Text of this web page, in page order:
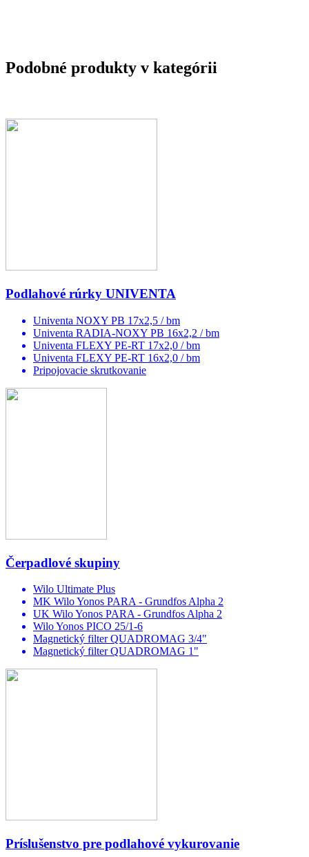
Podobné produkty v kategórii
Podlahové rúrky UNIVENTA
Univenta NOXY PB 17x2,5 / bm
Univenta RADIA-NOXY PB 16x2,2 / bm
Univenta FLEXY PE-RT 17x2,0 / bm
Univenta FLEXY PE-RT 16x2,0 / bm
Pripojovacie skrutkovanie
Čerpadlové skupiny
Wilo Ultimate Plus
MK Wilo Yonos PARA - Grundfos Alpha 2
UK Wilo Yonos PARA - Grundfos Alpha 2
Wilo Yonos PICO 25/1-6
Magnetický filter QUADROMAG 3/4"
Magnetický filter QUADROMAG 1"
Príslušenstvo pre podlahové vykurovanie